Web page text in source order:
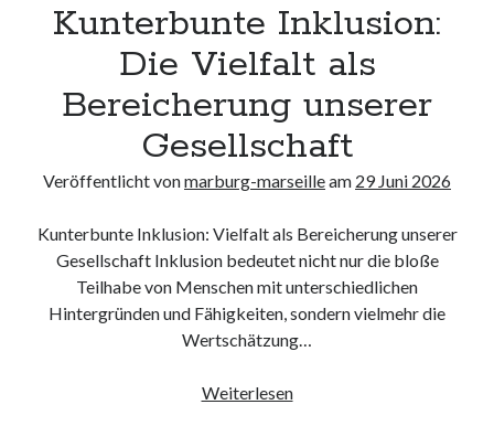
Kunterbunte Inklusion:
Die Vielfalt als
Bereicherung unserer
Gesellschaft
Veröffentlicht vonmarburg-marseilleam 29 Juni 2026
Kunterbunte Inklusion: Vielfalt als Bereicherung unserer
Gesellschaft Inklusion bedeutet nicht nur die bloße
Teilhabe von Menschen mit unterschiedlichen
Hintergründen und Fähigkeiten, sondern vielmehr die
Wertschätzung…
WeiterlesenKunterbunte